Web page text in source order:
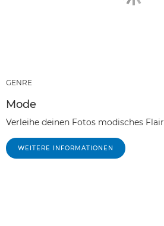
GENRE
Mode
Verleihe deinen Fotos modisches Flair
WEITERE INFORMATIONEN